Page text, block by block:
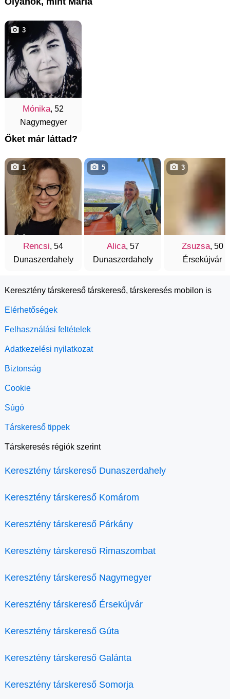
Mónika, 52
Nagymegyer
3
Őket már láttad?
Rencsi, 54
Dunaszerdahely
1
Alica, 57
Dunaszerdahely
5
Zsuzsa, 50
Érsekújvár
3
Keresztény társkereső társkereső, társkeresés mobilon is
Elérhetőségek
Felhasználási feltételek
Adatkezelési nyilatkozat
Biztonság
Cookie
Súgó
Társkereső tippek
Társkeresés régiók szerint
Keresztény társkereső Dunaszerdahely
Keresztény társkereső Komárom
Keresztény társkereső Párkány
Keresztény társkereső Rimaszombat
Keresztény társkereső Nagymegyer
Keresztény társkereső Érsekújvár
Keresztény társkereső Gúta
Keresztény társkereső Galánta
Keresztény társkereső Somorja